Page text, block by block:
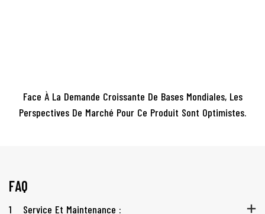
Face À La Demande Croissante De Bases Mondiales, Les
Perspectives De Marché Pour Ce Produit Sont Optimistes.
FAQ
1 Service Et Maintenance :